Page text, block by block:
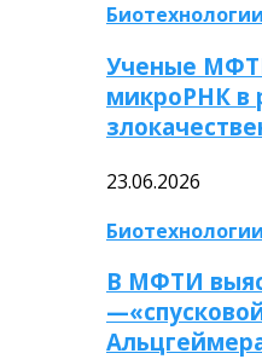
Биотехнологии
Ученые
микроРНК в
23.06.2026
Биотехнологии
В МФТИ